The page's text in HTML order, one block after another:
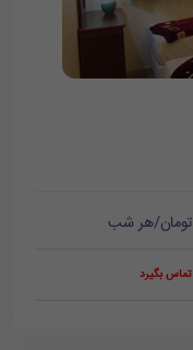
تومان/هر شب
بگیرد